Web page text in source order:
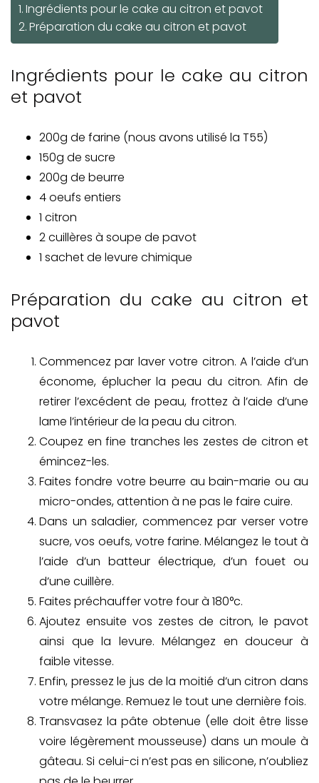
Ingrédients pour le cake au citron et pavot
Préparation du cake au citron et pavot
Ingrédients pour le cake au citron
et pavot
200g de farine (nous avons utilisé la T55)
150g de sucre
200g de beurre
4 oeufs entiers
1 citron
2 cuillères à soupe de pavot
1 sachet de levure chimique
Préparation du cake au citron et
pavot
Commencez par laver votre citron. A l’aide d’un
économe, éplucher la peau du citron. Afin de
retirer l’excédent de peau, frottez à l’aide d’une
lame l’intérieur de la peau du citron.
Coupez en fine tranches les zestes de citron et
émincez-les.
Faites fondre votre beurre au bain-marie ou au
micro-ondes, attention à ne pas le faire cuire.
Dans un saladier, commencez par verser votre
sucre, vos oeufs, votre farine. Mélangez le tout à
l’aide d’un batteur électrique, d’un fouet ou
d’une cuillère.
Faites préchauffer votre four à 180°c.
Ajoutez ensuite vos zestes de citron, le pavot
ainsi que la levure. Mélangez en douceur à
faible vitesse.
Enfin, pressez le jus de la moitié d’un citron dans
votre mélange. Remuez le tout une dernière fois.
Transvasez la pâte obtenue (elle doit être lisse
voire légèrement mousseuse) dans un moule à
gâteau. Si celui-ci n’est pas en silicone, n’oubliez